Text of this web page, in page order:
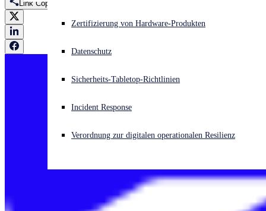
Akuter Cyberangriff? Fordern Sie Sofort-Hilfe an
Open language switcher
Zertifizierung von Hardware-Produkten
Datenschutz
Sicherheits-Tabletop-Richtlinien
Incident Response
Verordnung zur digitalen operationalen Resilienz
Link Copied